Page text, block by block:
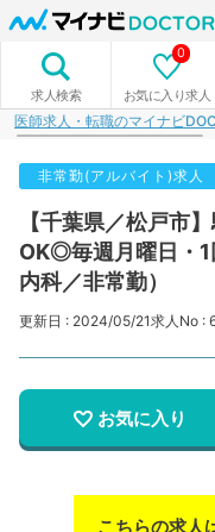
求人検索 お気に入り求人
0
医師求人・転職のマイナビ
非常勤(アルバイト)求人
【千葉県／松戸市
OK◎毎週月曜日・
内科／非常勤）
更新日 : 2024/05/21求人No :
お気に入り
こちらの求人